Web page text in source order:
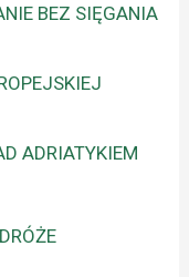
BEZ SIĘGANIA
ADRIATYKIEM